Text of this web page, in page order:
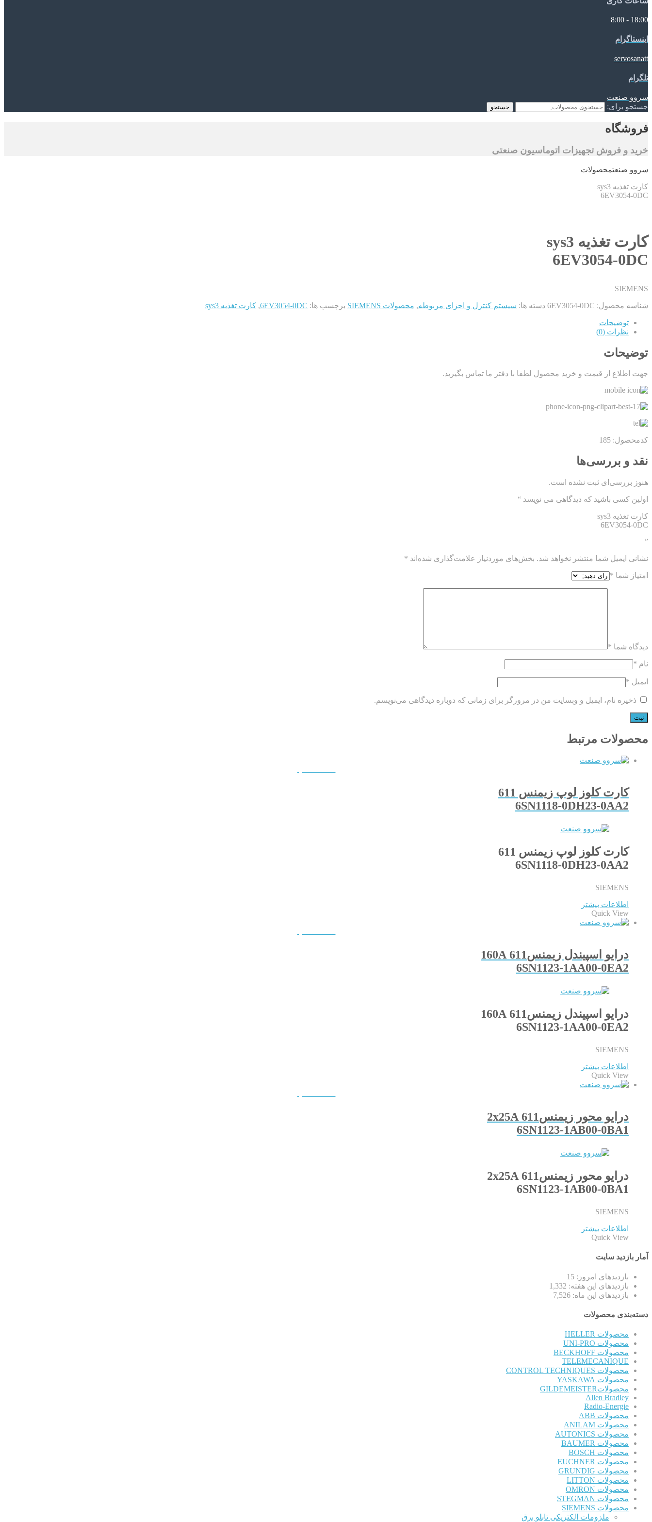
18:00 - 8:00
اینستاگرام
servosanatt
تلگرام
سروو صنعت
جستجو برای:
جستجو
فروشگاه
خرید و فروش تجهیزات اتوماسیون صنعتی
سروو صنعتمحصولات
کارت تغذیه sys3
6EV3054-0DC
کارت تغذیه sys3
6EV3054-0DC
SIEMENS
شناسه محصول: 6EV3054-0DC دسته ها: سیستم کنترل و اجزای مربوطه, محصولات SIEMENS برچسب ها: 6EV3054-0DC
, کارت تغذیه sys3
توضیحات
نظرات (0)
توضیحات
جهت اطلاع از قیمت و خرید محصول لطفا با دفتر ما تماس بگیرید.
کدمحصول: 185
نقد و بررسی‌ها
هنوز بررسی‌ای ثبت نشده است.
اولین کسی باشید که دیدگاهی می نویسد “
کارت تغذیه sys3
6EV3054-0DC
”
نشانی ایمیل شما منتشر نخواهد شد. بخش‌های موردنیاز علامت‌گذاری شده‌اند *
امتیاز شما *
دیدگاه شما *
نام *
ایمیل *
ذخیره نام، ایمیل و وبسایت من در مرورگر برای زمانی که دوباره دیدگاهی می‌نویسم.
محصولات مرتبط
کارت کلوز لوپ زیمنس 611
6SN1118-0DH23-0AA2
کارت کلوز لوپ زیمنس 611
6SN1118-0DH23-0AA2
SIEMENS
اطلاعات بیشتر
Quick View
درایو اسپیندل زیمنس611 160A
6SN1123-1AA00-0EA2
درایو اسپیندل زیمنس611 160A
6SN1123-1AA00-0EA2
SIEMENS
اطلاعات بیشتر
Quick View
درایو محور زیمنس611 2x25A
6SN1123-1AB00-0BA1
درایو محور زیمنس611 2x25A
6SN1123-1AB00-0BA1
SIEMENS
اطلاعات بیشتر
Quick View
آمار بازدید سایت
بازدیدهای امروز: 15
بازدیدهای این هفته: 1,332
بازدیدهای این ماه: 7,526
دسته‌بندی محصولات
محصولات HELLER
محصولات UNI-PRO
محصولات BECKHOFF
TELEMECANIQUE
محصولات CONTROL TECHNIQUES
محصولات YASKAWA
محصولاتGILDEMEISTER
Allen Bradley
Radio-Energie
محصولات ABB
محصولات ANILAM
محصولات AUTONICS
محصولات BAUMER
محصولات BOSCH
محصولات EUCHNER
محصولات GRUNDIG
محصولات LITTON
محصولات OMRON
محصولات STEGMAN
محصولات SIEMENS
ملزومات الکتریکی تابلو برق